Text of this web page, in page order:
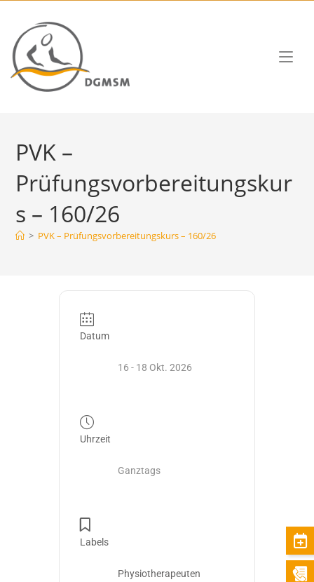
PVK –
Prüfungsvorbereitungskur
s – 160/26
> PVK – Prüfungsvorbereitungskurs – 160/26
Datum
16 - 18 Okt. 2026
Uhrzeit
Ganztags
Labels
Physiotherapeuten